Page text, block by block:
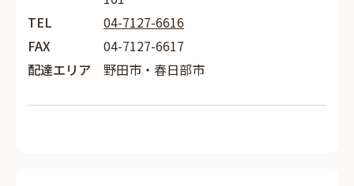
TEL
04-7127-6616
FAX
04-7127-6617
配達エリア
野田市・春日部市